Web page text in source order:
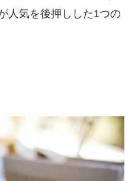
人気を後押しした1つの